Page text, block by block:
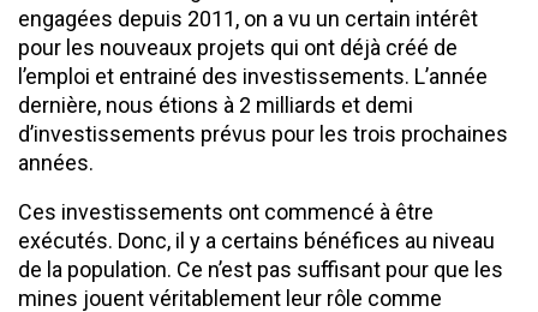
engagées depuis 2011, on a vu un certain intérêt
pour les nouveaux projets qui ont déjà créé de
l’emploi et entrainé des investissements. L’année
dernière, nous étions à 2 milliards et demi
d’investissements prévus pour les trois prochaines
années.
Ces investissements ont commencé à être
exécutés. Donc, il y a certains bénéfices au niveau
de la population. Ce n’est pas suffisant pour que les
mines jouent véritablement leur rôle comme